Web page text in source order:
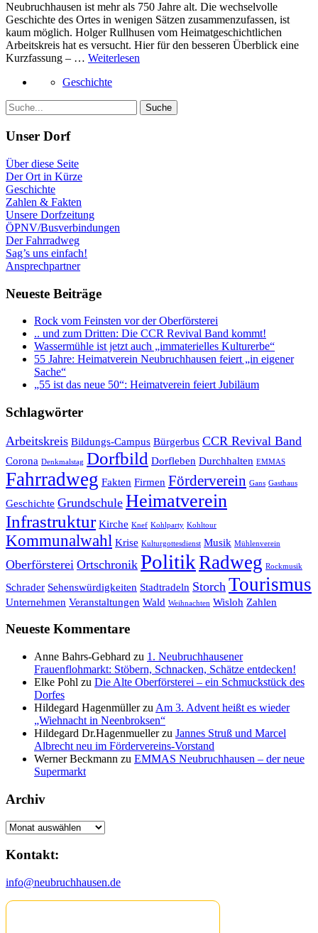
Neubruchhausen ist mehr als 750 Jahre alt. Die wechselvolle
Geschichte des Ortes in wenigen Sätzen zusammenzufassen, ist
kaum möglich. Holger Rullhusen vom Heimatgeschichtlichen
Arbeitskreis hat es versucht. Hier für den besseren Überblick eine
Kurzfassung – … Weiterlesen
Geschichte
Unser Dorf
Über diese Seite
Der Ort in Kürze
Geschichte
Zahlen & Fakten
Unsere Dorfzeitung
ÖPNV/Busverbindungen
Der Fahrradweg
Sag’s uns einfach!
Ansprechpartner
Neueste Beiträge
Rock vom Feinsten vor der Oberförsterei
.. und zum Dritten: Die CCR Revival Band kommt!
Wassermühle ist jetzt auch „immaterielles Kulturerbe“
55 Jahre: Heimatverein Neubruchhausen feiert „in eigener
Sache“
„55 ist das neue 50“: Heimatverein feiert Jubiläum
Schlagwörter
Arbeitskreis Bildungs-Campus Bürgerbus CCR Revival Band
Corona Denkmalstag Dorfbild Dorfleben Durchhalten EMMAS
Fahrradweg Fakten Firmen Förderverein Gans Gasthaus
Geschichte Grundschule Heimatverein
Infrastruktur Kirche Knef Kohlparty Kohltour
Kommunalwahl Krise Kulturgottesdienst Musik Mühlenverein
Oberförsterei Ortschronik PolitikRadweg Rockmusik
Schrader Sehenswürdigkeiten Stadtradeln Storch Tourismus
Unternehmen Veranstaltungen Wald Weihnachten Wisloh Zahlen
Neueste Kommentare
Anne Bahrs-Gebhard zu 1. Neubruchhausener
Frauenflohmarkt: Stöbern, Schnacken, Schätze entdecken!
Elke Pohl zu Die Alte Oberförsterei – ein Schmuckstück des
Dorfes
Hildegard Hagenmüllerzu Am 3. Advent heißt es wieder
„Wiehnacht in Neenbroksen“
Hildegard Dr.Hagenmuellerzu Jannes Struß und Marcel
Albrecht neu im Fördervereins-Vorstand
Werner Beckmann zu EMMAS Neubruchhausen – der neue
Supermarkt
Archiv
Archiv
Kontakt:
info@neubruchhausen.de